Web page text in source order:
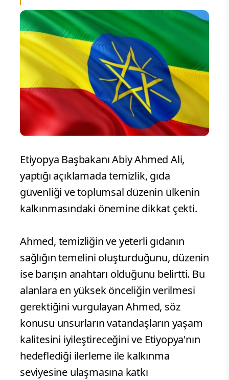
Etiyopya Başbakanı Abiy Ahmed Ali,
yaptığı açıklamada temizlik, gıda
güvenliği ve toplumsal düzenin ülkenin
kalkınmasındaki önemine dikkat çekti.
Ahmed, temizliğin ve yeterli gıdanın
sağlığın temelini oluşturduğunu, düzenin
ise barışın anahtarı olduğunu belirtti. Bu
alanlara en yüksek önceliğin verilmesi
gerektiğini vurgulayan Ahmed, söz
konusu unsurların vatandaşların yaşam
kalitesini iyileştireceğini ve Etiyopya'nın
hedeflediği ilerleme ile kalkınma
seviyesine ulaşmasına katkı